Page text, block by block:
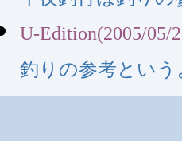
U-Edition(2005/05/
釣りの参考とい